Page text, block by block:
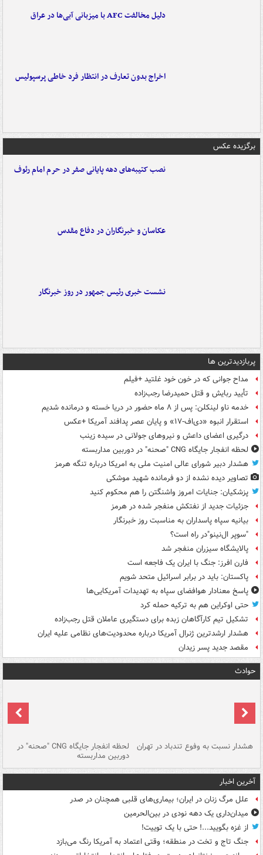
دلیل مخالفت AFC با میزبانی آبی‌ها در عراق
اخراج بدون تعارف در انتظار فرد خاطی پرسپولیس
برگزیده عکس
نصب کتیبه‌های دهه پایانی صفر در حرم امام رئوف
عکاسان و خبرنگاران در دفاع مقدس
نشست خبری رئیس جمهور در روز خبرنگار
پربازدیدترین ها
مداح جوانی که در خون خود غلتید +فیلم
تأیید ربایش و قتل حمیدرضا رجب‌زاده
خدمه ناو لینکلن: پس از ۸ ماه حضور در دریا خسته و درمانده‌ شدیم
استقرار انبوه «دی‌اف‑۱۷» و پایان عصر پدافند آمریکا +عکس
درگیری اعضای داعش و نیروهای جولانی در سیده زینب
لحظه انفجار جایگاه CNG "صحنه" در دوربین مداربسته
هشدار دبیر شورای عالی امنیت ملی به امریکا درباره تنگه هرمز
تصاویر دیده‌ نشده از دو فرمانده شهید موشکی
پزشکیان: جنایات امروز واشنگتن را هم محکوم کنید
جزئیات جدید از نفتکش منفجر شده در هرمز
بیانیه سپاه پاسداران به مناسبت روز خبرنگار
"سوپر ال‌نینو"در راه است؟
پالایشگاه سیزران منفجر شد
فارن افرز: جنگ با ایران یک فاجعه است
پاکستان: باید در برابر اسرائیل متحد شویم
پاسخ معنادار هوافضای سپاه به تهدیدات آمریکایی‌ها
حتی اوکراین هم به ترکیه حمله کرد
تشکیل تیم کارآگاهان زبده برای دستگیری عاملان قتل رجب‌زاده
هشدار ارشدترین ژنرال آمریکا درباره محدودیت‌های نظامی علیه ایران
مقصد جدید پسر زیدان
حوادث
هشدار نسبت به وفوع تندباد در تهران لحظه انفجار جایگاه CNG "صحنه" در
دوربین مداربسته
آخرین اخبار
علل مرگ زنان در ایران؛ بیماری‌های قلبی همچنان در صدر
میدان‌داری یک دهه نودی در بین‌الحرمین
از غزه بگویید...! حتی با یک توییت!
جنگ تاج و تخت در منطقه؛ وقتی اعتماد به آمریکا رنگ می‌بازد